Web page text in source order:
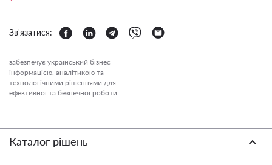
Зв'язатися:
забезпечує український бізнес
інформацією, аналітикою та
технологічними рішеннями для
ефективної та безпечної роботи.
Каталог рішень